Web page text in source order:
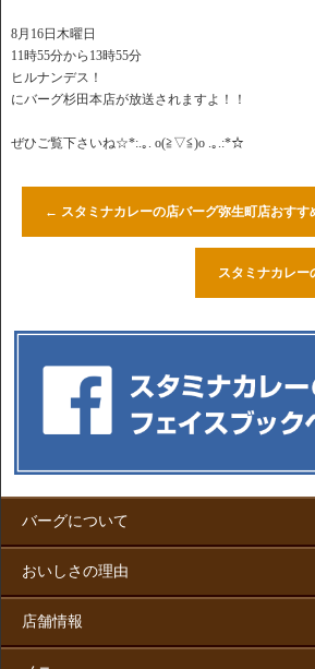
8月16日木曜日
11時55分から13時55分
ヒルナンデス！
にバーグ杉田本店が放送されますよ！！
ぜひご覧下さいね☆*:.｡. o(≧▽≦)o .｡.:*☆
← スタミナカレーの店バーグ弥生町店おすす
スタミナカレー
バーグについて
おいしさの理由
店舗情報